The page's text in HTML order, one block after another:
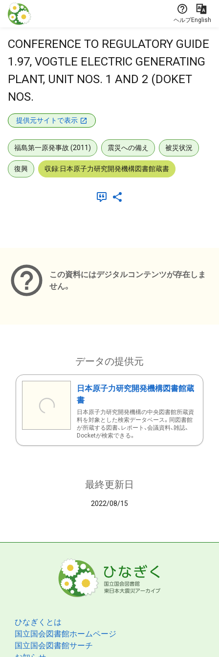
本文に飛ぶ
ヘルプEnglish
CONFERENCE TO REGULATORY GUIDE
1.97, VOGTLE ELECTRIC GENERATING
PLANT, UNIT NOS. 1 AND 2 (DOKET
NOS.
提供元サイトで表示
福島第一原発事故 (2011) 震災への備え 被災状況
復興 収録:日本原子力研究開発機構図書館蔵書
この資料にはデジタルコンテンツが存在しま
せん。
データの提供元
日本原子力研究開発機構図書館蔵
書
日本原子力研究開発機構の中央図書館所蔵資
料を対象とした検索データベース。同図書館
が所蔵する図書、レポート、会議資料、雑誌、
Docketが検索できる。
最終更新日
2022/08/15
ひなぎくとは
国立国会図書館ホームページ
国立国会図書館サーチ